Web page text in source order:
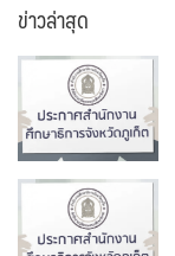
ข่าวล่าสุด